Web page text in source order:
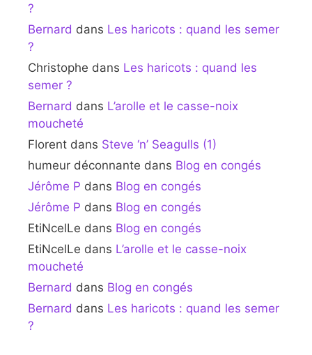
?
Bernard dans Les haricots : quand les semer
?
Christophe dans Les haricots : quand les
semer ?
Bernard dans L’arolle et le casse-noix
moucheté
Florent dans Steve ‘n’ Seagulls (1)
humeur déconnante dans Blog en congés
Jérôme P dans Blog en congés
Jérôme P dans Blog en congés
EtiNcelLe dans Blog en congés
EtiNcelLe dans L’arolle et le casse-noix
moucheté
Bernard dans Blog en congés
Bernard dans Les haricots : quand les semer
?